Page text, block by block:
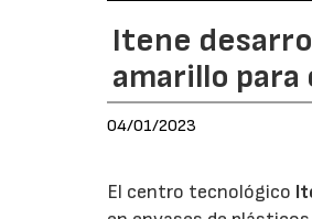
Itene
amarillo
04/01/2023
El centro tecnológico